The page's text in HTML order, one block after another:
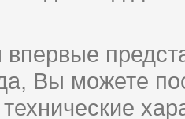
Вы можете
технические